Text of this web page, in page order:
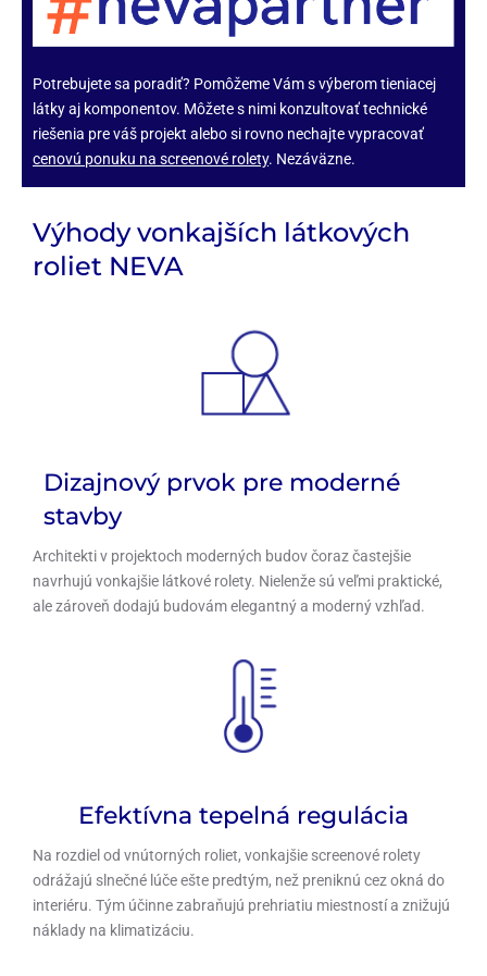
Potrebujete sa poradiť? Pomôžeme Vám s výberom tieniacej
látky aj komponentov. Môžete s nimi konzultovať technické
riešenia pre váš projekt alebo si rovno nechajte vypracovať
cenovú ponuku na screenové rolety. Nezáväzne.
Výhody vonkajších látkových
roliet NEVA
Dizajnový prvok pre moderné
stavby
Architekti v projektoch moderných budov čoraz častejšie
navrhujú vonkajšie látkové rolety. Nielenže sú veľmi praktické,
ale zároveň dodajú budovám elegantný a moderný vzhľad.
Efektívna tepelná regulácia
Na rozdiel od vnútorných roliet, vonkajšie screenové rolety
odrážajú slnečné lúče ešte predtým, než preniknú cez okná do
interiéru. Tým účinne zabraňujú prehriatiu miestností a znižujú
náklady na klimatizáciu.